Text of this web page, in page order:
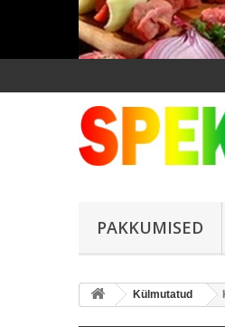
PAKKUMISED
Külmutatud